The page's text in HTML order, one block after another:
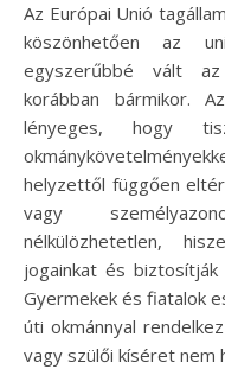
Az Európai Unió tagállamai közötti szabad mozgás jogának
köszönhetően az
egyszerűbbé vált
korábban bármikor.
lényeges, hogy
helyzettől függően
vagy
nélkülözhetetlen,
jogainkat és
Gyermekek és fiatalok
úti okmánnyal
vagy szülői kíséret